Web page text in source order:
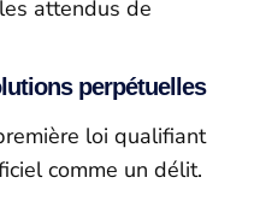
attendus de
perpétuelles
loi qualifiant
comme un délit.